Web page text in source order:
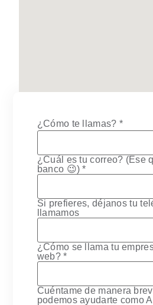
¿Cómo te llamas? *
¿Cuál es tu correo? (Ese
banco 😉)*
Si prefieres, déjanos tu
llamamos
¿Cómo se llama tu
web?*
Cuéntame de manera
podemos ayudarte como